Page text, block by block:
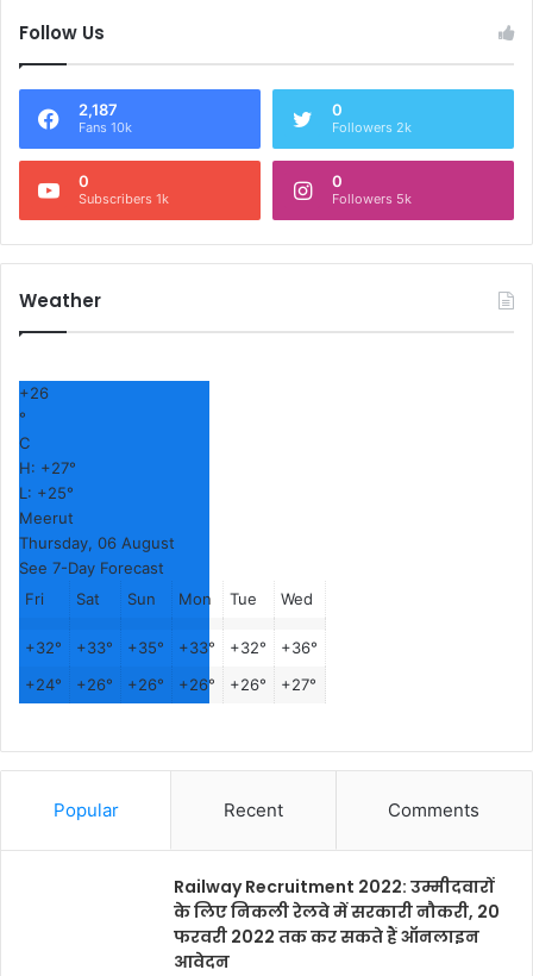
Follow Us
2,187
Fans 10k
0
Followers 2k
0
Subscribers 1k
0
Followers 5k
Weather
+26
°
C
H: +27°
L: +25°
Meerut
Thursday, 06 August
See 7-Day Forecast
Fri
Sat Sun Mon Tue Wed
+32° +33° +35° +33° +32° +36°
+24° +26° +26° +26° +26° +27°
Popular Recent Comments
Railway Recruitment 2022: उम्मीदवारों
के लिए निकली रेलवे में सरकारी नौकरी, 20
फरवरी 2022 तक कर सकते हैं ऑनलाइन
आवेदन